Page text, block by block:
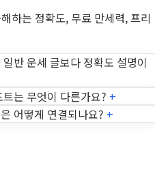
하는 정확도, 무료 만세력, 프리
반 운세 글보다 정확도 설명이
는 무엇이 다른가요? +
어떻게 연결되나요? +